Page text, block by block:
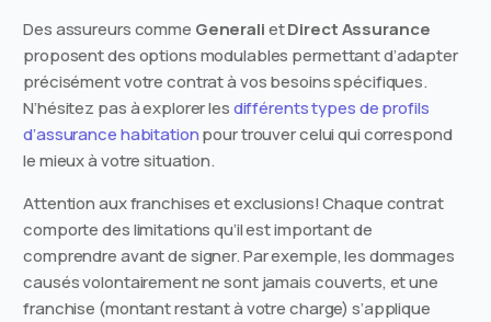
Des assureurs comme GeneralietDirect Assurance
proposent des options modulables permettant d’adapter
précisément votre contrat à vos besoins spécifiques.
N’hésitez pas à explorer lesdifférents types de profils
d’assurance habitationpour trouver celui qui correspond
le mieux à votre situation.
Attention aux franchises et exclusions! Chaque contrat
comporte des limitations qu’il est important de
comprendre avant de signer. Par exemple, les dommages
causés volontairement ne sont jamais couverts, et une
franchise (montant restant à votre charge) s’applique